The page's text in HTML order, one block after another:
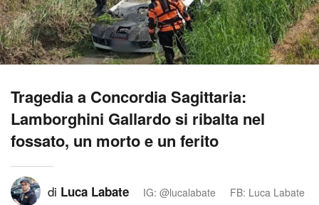
Tragedia a Concordia Sagittaria:
Lamborghini Gallardo si ribalta nel
fossato, un morto e un ferito
di Luca Labate IG: @lucalabate FB: Luca Labate